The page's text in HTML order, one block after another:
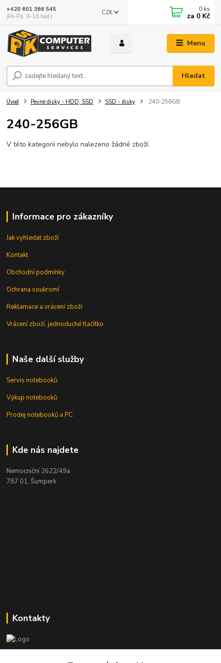
Menu
CZK
Hledat
+420 601 366 545
(Po-Pá, 8-16 hod.)
0 ks
za 0 Kč
Úvod Pevné disky - HDD, SSD SSD - disky 240-256GB
240-256GB
V této kategorii nebylo nalezeno žádné zboží.
Informace pro zákazníky
Jak vyhledat zboží
Kontakt
Obchodní podmínky
Ochrana soukromí
Reklamace a vrácení zboží
Vrácení zboží, jednoduché tlačítko
Naše další služby
Servis notebooků
Výkup notebooků
Prodej notebooků a PC
Kde nás najdete
Nemocniční 2622/49a
787 01, Šumperk
Kontakty